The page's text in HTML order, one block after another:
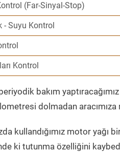
(Far-Sinyal-Stop)
- Suyu Kontrol
Kontrol
bakım
dolmadan
kullandığımız motor
ki tutunma özelliğini